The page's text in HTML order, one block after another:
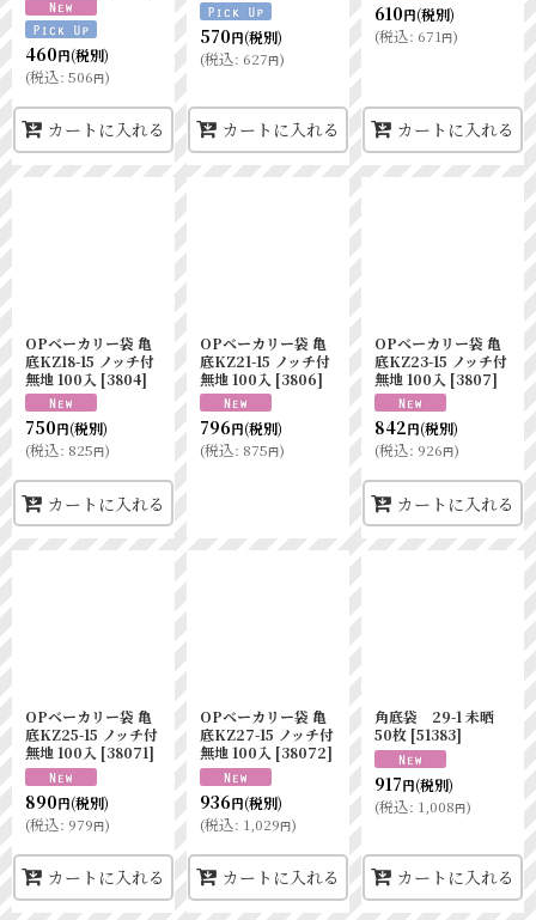
460円(税別)
(税込: 506円)
カートに入れる
570円(税別)
(税込: 627円)
カートに入れる
610円(税別)
(税込: 671円)
カートに入れる
OPベーカリー袋 亀
底KZ18-15 ノッチ付
無地 100入 [3804]
750円(税別)
(税込: 825円)
カートに入れる
OPベーカリー袋 亀
底KZ21-15 ノッチ付
無地 100入 [3806]
796円(税別)
(税込: 875円)
OPベーカリー袋 亀
底KZ23-15 ノッチ付
無地 100入 [3807]
842円(税別)
(税込: 926円)
カートに入れる
OPベーカリー袋 亀
底KZ25-15 ノッチ付
無地 100入 [38071]
890円(税別)
(税込: 979円)
カートに入れる
OPベーカリー袋 亀
底KZ27-15 ノッチ付
無地 100入 [38072]
936円(税別)
(税込: 1,029円)
カートに入れる
角底袋 29-1 未晒
50枚 [51383]
917円(税別)
(税込: 1,008円)
カートに入れる